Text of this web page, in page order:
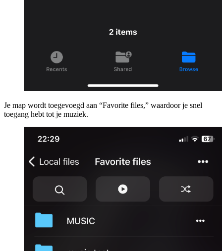
Je map wordt toegevoegd aan “Favorite files,” waardoor je snel
toegang hebt tot je muziek.